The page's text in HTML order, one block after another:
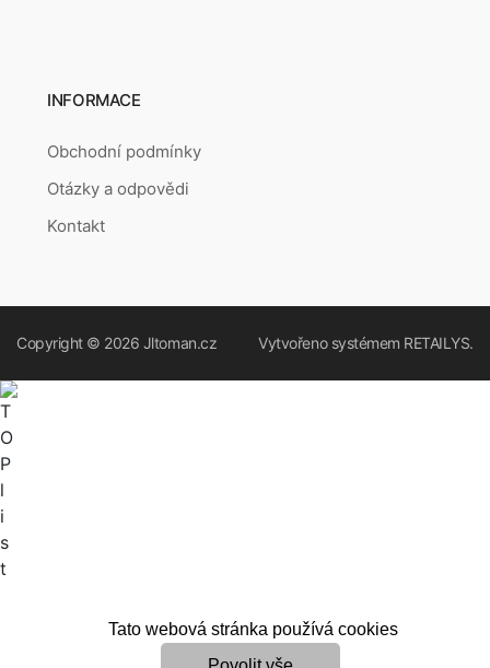
INFORMACE
Obchodní podmínky
Otázky a odpovědi
Kontakt
Copyright © 2026 Jltoman.cz Vytvořeno systémem RETAILYS.
Tato webová stránka používá cookies